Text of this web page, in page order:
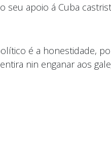
apoio á Cuba
é a honestidade,
nin enganar aos